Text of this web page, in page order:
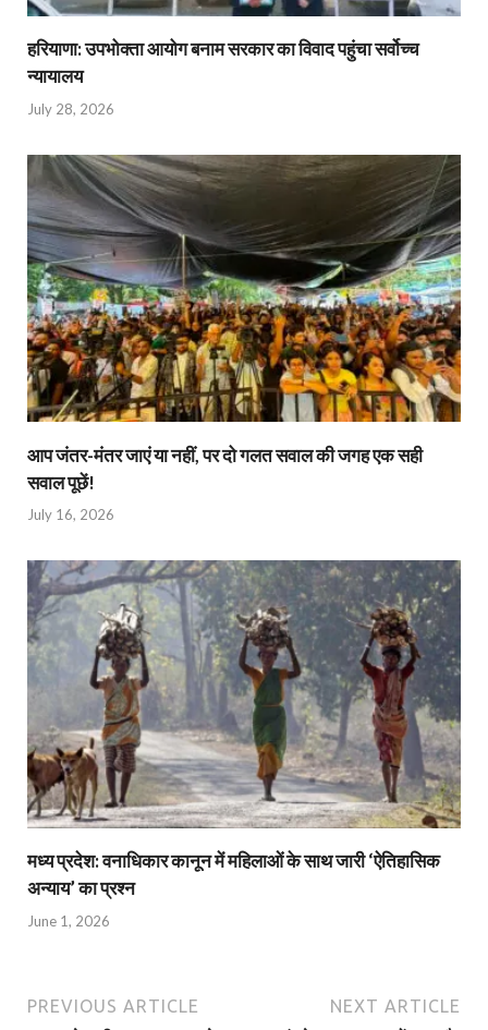
हरियाणा: उपभोक्ता आयोग बनाम सरकार का विवाद पहुंचा सर्वोच्च
न्यायालय
July 28, 2026
आप जंतर-मंतर जाएं या नहीं, पर दो गलत सवाल की जगह एक सही
सवाल पूछें!
July 16, 2026
मध्य प्रदेश: वनाधिकार कानून में महिलाओं के साथ जारी ‘ऐतिहासिक
अन्याय’ का प्रश्न
June 1, 2026
PREVIOUS ARTICLE NEXT ARTICLE